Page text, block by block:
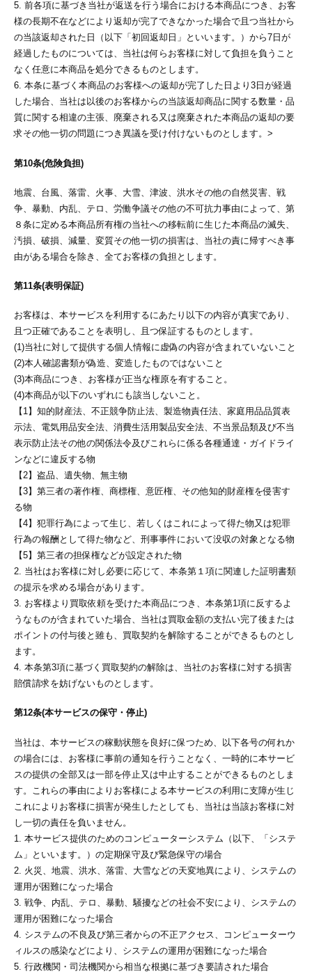
5. 前各項に基づき当社が返送を行う場合における本商品につき、お客
様の長期不在などにより返却が完了できなかった場合で且つ当社から
の当該返却された日（以下「初回返却日」といいます。）から7日が
経過したものについては、当社は何らお客様に対して負担を負うこと
なく任意に本商品を処分できるものとします。
6. 本条に基づく本商品のお客様への返却が完了した日より3日が経過
した場合、当社は以後のお客様からの当該返却商品に関する数量・品
質に関する相違の主張、廃棄される又は廃棄された本商品の返却の要
求その他一切の問題につき異議を受け付けないものとします。>
第10条(危険負担)
地震、台風、落雷、火事、大雪、津波、洪水その他の自然災害、戦
争、暴動、内乱、テロ、労働争議その他の不可抗力事由によって、第
８条に定める本商品所有権の当社への移転前に生じた本商品の滅失、
汚損、破損、減量、変質その他一切の損害は、当社の責に帰すべき事
由がある場合を除き、全てお客様の負担とします。
第11条(表明保証)
お客様は、本サービスを利用するにあたり以下の内容が真実であり、
且つ正確であることを表明し、且つ保証するものとします。
(1)当社に対して提供する個人情報に虚偽の内容が含まれていないこと
(2)本人確認書類が偽造、変造したものではないこと
(3)本商品につき、お客様が正当な権原を有すること。
(4)本商品が以下のいずれにも該当しないこと。
【1】知的財産法、不正競争防止法、製造物責任法、家庭用品品質表
示法、電気用品安全法、消費生活用製品安全法、不当景品類及び不当
表示防止法その他の関係法令及びこれらに係る各種通達・ガイドライ
ンなどに違反する物
【2】盗品、遺失物、無主物
【3】第三者の著作権、商標権、意匠権、その他知的財産権を侵害す
る物
【4】犯罪行為によって生じ、若しくはこれによって得た物又は犯罪
行為の報酬として得た物など、刑事事件において没収の対象となる物
【5】第三者の担保権などが設定された物
2. 当社はお客様に対し必要に応じて、本条第１項に関連した証明書類
の提示を求める場合があります。
3. お客様より買取依頼を受けた本商品につき、本条第1項に反するよ
うなものが含まれていた場合、当社は買取金額の支払い完了後または
ポイントの付与後と雖も、買取契約を解除することができるものとし
ます。
4. 本条第3項に基づく買取契約の解除は、当社のお客様に対する損害
賠償請求を妨げないものとします。
第12条(本サービスの保守・停止)
当社は、本サービスの稼動状態を良好に保つため、以下各号の何れか
の場合には、お客様に事前の通知を行うことなく、一時的に本サービ
スの提供の全部又は一部を停止又は中止することができるものとしま
す。これらの事由によりお客様による本サービスの利用に支障が生じ
これによりお客様に損害が発生したとしても、当社は当該お客様に対
し一切の責任を負いません。
1. 本サービス提供のためのコンピューターシステム（以下、「システ
ム」といいます。）の定期保守及び緊急保守の場合
2. 火災、地震、洪水、落雷、大雪などの天変地異により、システムの
運用が困難になった場合
3. 戦争、内乱、テロ、暴動、騒擾などの社会不安により、システムの
運用が困難になった場合
4. システムの不良及び第三者からの不正アクセス、コンピューターウ
ィルスの感染などにより、システムの運用が困難になった場合
5. 行政機関・司法機関から相当な根拠に基づき要請された場合